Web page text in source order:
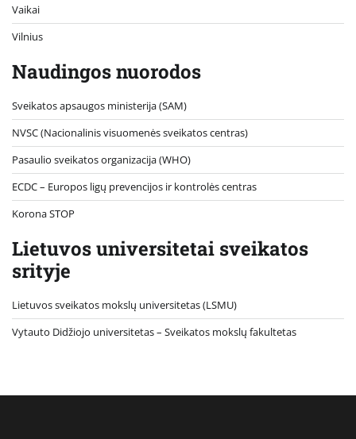
Vaikai
Vilnius
Naudingos nuorodos
Sveikatos apsaugos ministerija (SAM)
NVSC (Nacionalinis visuomenės sveikatos centras)
Pasaulio sveikatos organizacija (WHO)
ECDC – Europos ligų prevencijos ir kontrolės centras
Korona STOP
Lietuvos universitetai sveikatos
srityje
Lietuvos sveikatos mokslų universitetas (LSMU)
Vytauto Didžiojo universitetas– Sveikatos mokslų fakultetas